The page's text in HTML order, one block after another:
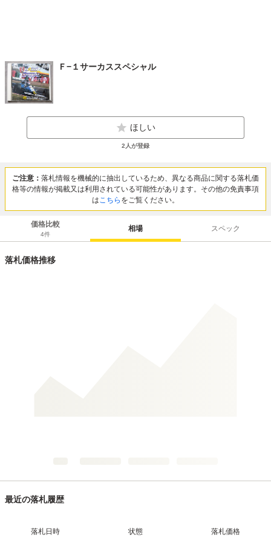
Ｆ−１サーカススペシャル
ほしい
2 人が登録
ご注意： 落札情報を機械的に抽出しているため、異なる商品に関する落札価
格等の情報が掲載又は利用されている可能性があります。その他の免責事項
はこちら をご覧ください。
価格比較
4件
相場 スペック
落札価格推移
最近の落札履歴
落札日時 状態 落札価格